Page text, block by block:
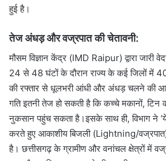
हुई है।
तेज अंधड़ और वज्रपात की चेतावनी:
मौसम विज्ञान केंद्र (IMD Raipur) द्वारा जारी
24 से 48 घंटों के दौरान राज्य के कई जिलों में
की रफ्तार से धूलभरी आंधी और अंधड़ चलने की
गति इतनी तेज हो सकती है कि कच्चे मकानों, टिन
नुकसान पहुंच सकता है।इसके साथ ही, विभाग ने
करते हुए आकाशीय बिजली (Lightning/वज्रपात)
है। छत्तीसगढ़ के ग्रामीण और वनांचल क्षेत्रों में